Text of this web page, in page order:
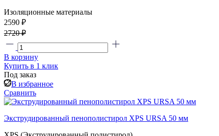
Изоляционные материалы
2590 ₽
2720 ₽
В корзину
Купить в 1 клик
Под заказ
В избранное
Сравнить
Экструдированный пенополистирол XPS URSA 50 мм